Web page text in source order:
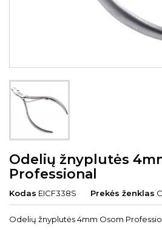
Odelių žnyplutės
Professional
Kodas EICF338S Prekės ženklas
Odelių žnyplutės 4mm Osom